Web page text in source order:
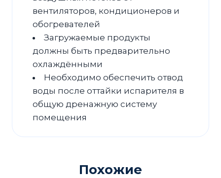
вентиляторов, кондиционеров и
обогревателей
Загружаемые продукты
должны быть предварительно
охлаждёнными
Необходимо обеспечить отвод
воды после оттайки испарителя в
общую дренажную систему
помещения
Похожие